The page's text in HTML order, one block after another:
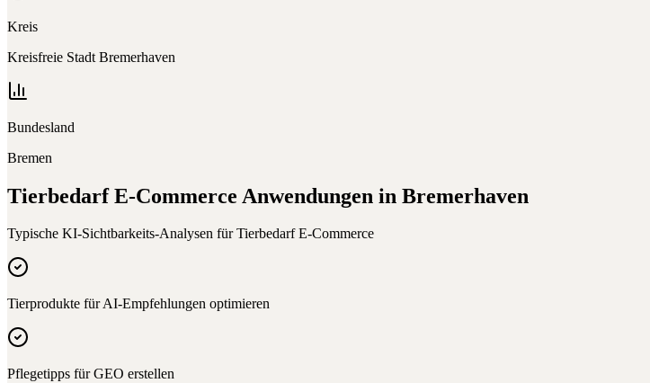
Kreis
Kreisfreie Stadt Bremerhaven
Bundesland
Bremen
Tierbedarf E-Commerce Anwendungen in Bremerhaven
Typische KI-Sichtbarkeits-Analysen fürTierbedarf E-Commerce
Tierprodukte für AI-Empfehlungen optimieren
Pflegetipps für GEO erstellen